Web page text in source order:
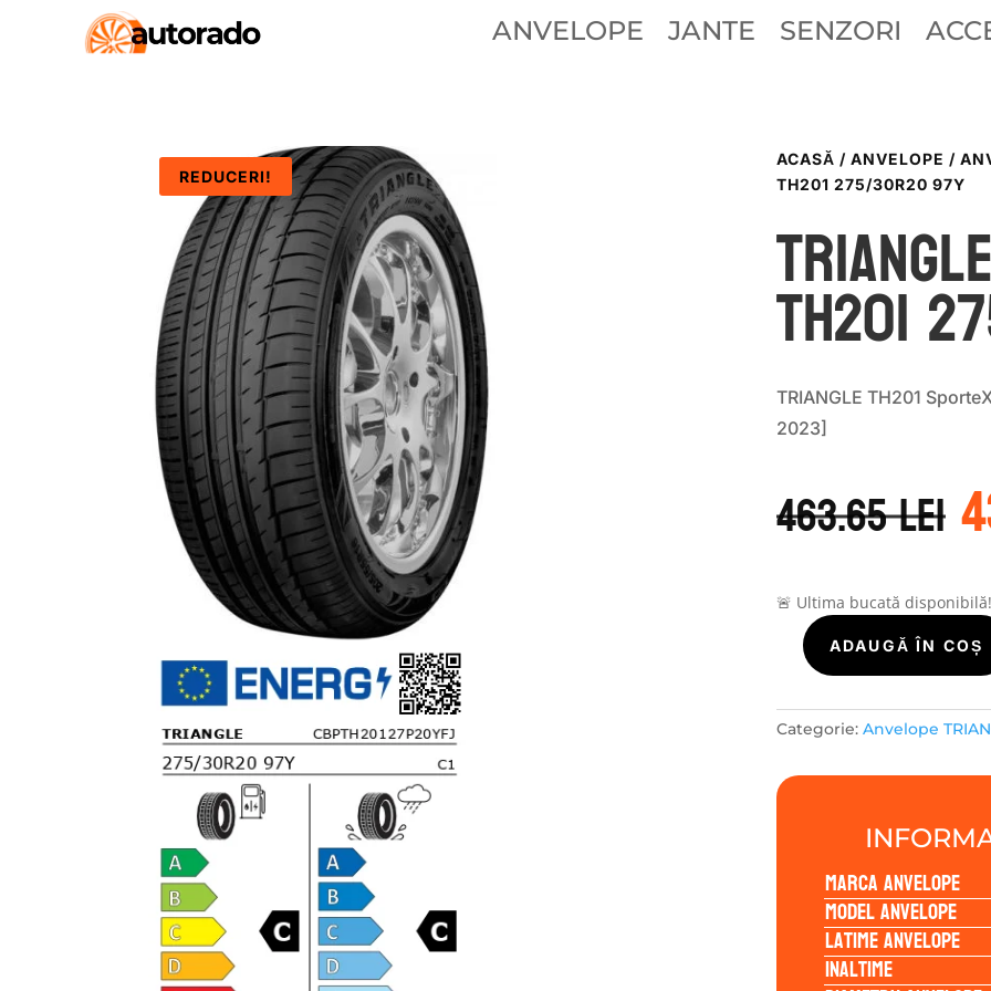
ANVELOPE JANTE SENZORI
REDUCERI!
ACASĂ / ANVELOPE /
TH201 275/30R20 97Y
TH201
TRIANGLE TH201
2023]
463.65leia
🚨 Ultima bucată
Cantitate
TRIANGLE
SPORTEX
TH201
97Y
ADAUGĂ ÎN COȘ
Categorie: Anvelope
Marca anvelope
Model anvelope
Latime anvelope
Inaltime